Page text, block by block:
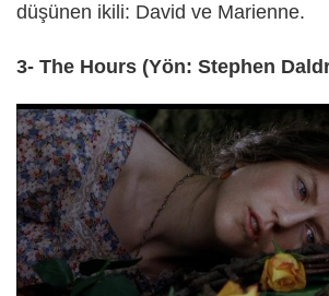
düşünen ikili: David ve Marienne.
3- The Hours (Yön: Stephen